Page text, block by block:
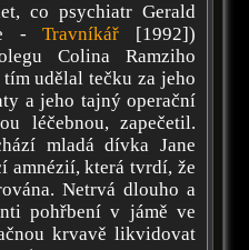
co psychiatr Gerald
-Travníkář [1992])
Colina Ramziho
udělal tečku za jeho
a jeho tajný operační
léčebnou, zapečetil.
mladá dívka Jane
amnézií, která tvrdí, že
Netrvá dlouho a
pohřbení v jámě ve
krvavě likvidovat